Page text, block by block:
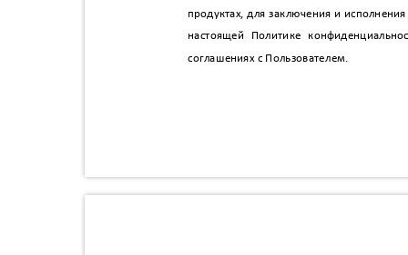
продуктах, для заключения и
настоящей Политике
соглашениях с Пользователем.